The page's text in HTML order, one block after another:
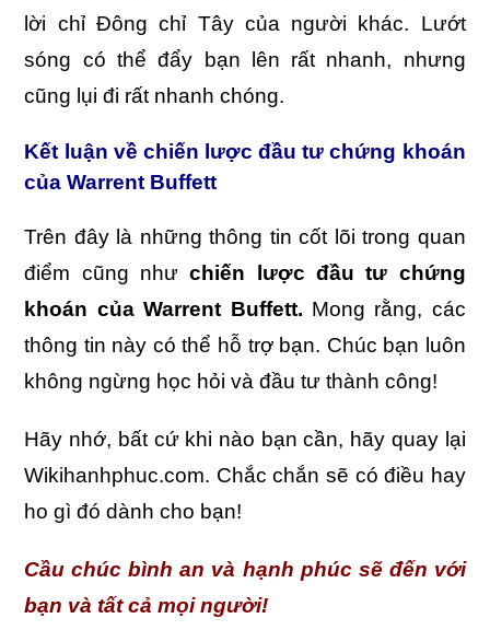
lời chỉ Đông chỉ Tây của người khác. Lướt
sóng có thể đẩy bạn lên rất nhanh, nhưng
cũng lụi đi rất nhanh chóng.
Kết luận về chiến lược đầu tư chứng khoán
của Warrent Buffett
Trên đây là những thông tin cốt lõi trong quan
điểm cũng nhưchiến lược đầu tư chứng
khoán của Warrent Buffett. Mong rằng, các
thông tin này có thể hỗ trợ bạn. Chúc bạn luôn
không ngừng học hỏi và đầu tư thành công!
Hãy nhớ, bất cứ khi nào bạn cần, hãy quay lại
Wikihanhphuc.com. Chắc chắn sẽ có điều hay
ho gì đó dành cho bạn!
Cầu chúc bình an và hạnh phúc sẽ đến với
bạn và tất cả mọi người!